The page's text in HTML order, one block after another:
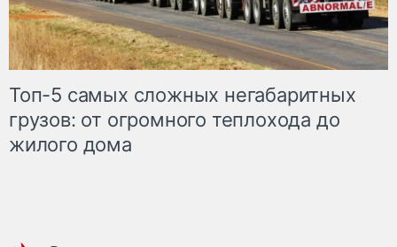
Топ-5 самых сложных негабаритных
грузов: от огромного теплохода до
жилого дома